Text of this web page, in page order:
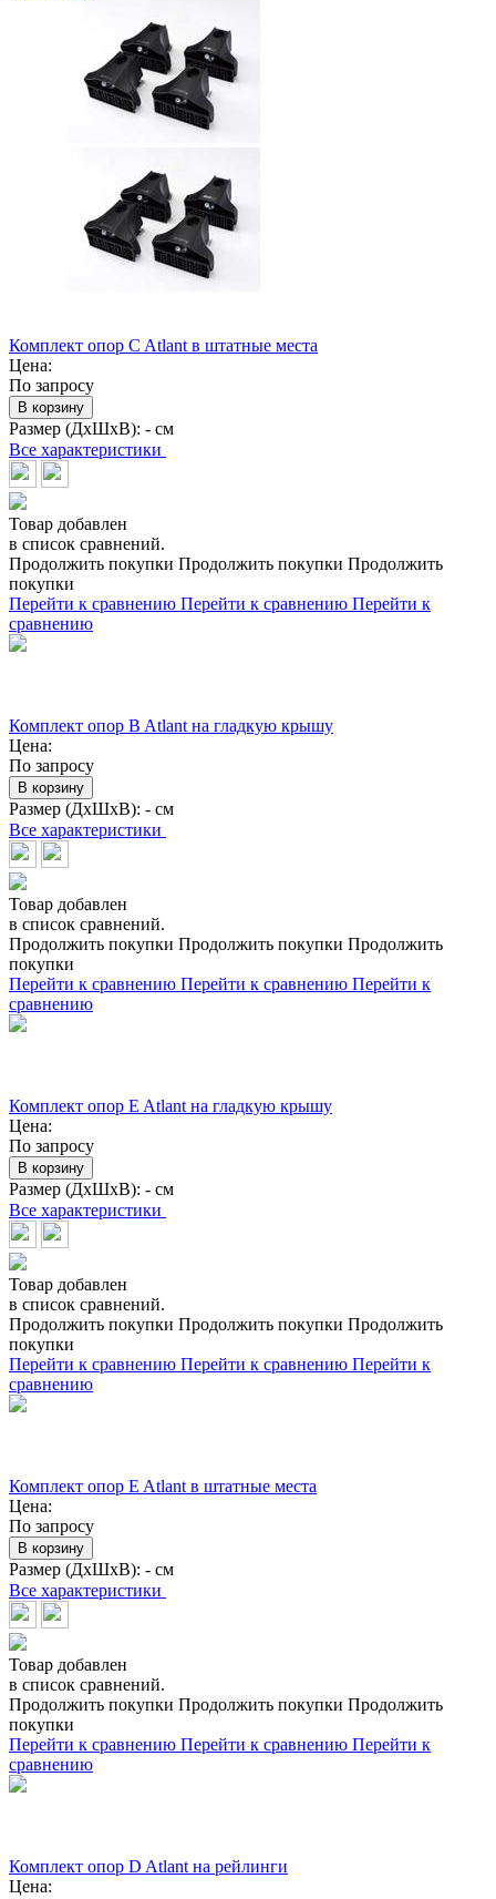
Комплект опор C Atlant в штатные места
Цена:
По запросу
В корзину
Размер (ДхШхВ): - см
Все характеристики
Товар добавлен
в список сравнений.
Продолжить покупки Продолжить покупки Продолжить
покупки
Перейти к сравнению Перейти к сравнению Перейти к
сравнению
Комплект опор B Atlant на гладкую крышу
Цена:
По запросу
В корзину
Размер (ДхШхВ): - см
Все характеристики
Товар добавлен
в список сравнений.
Продолжить покупки Продолжить покупки Продолжить
покупки
Перейти к сравнению Перейти к сравнению Перейти к
сравнению
Комплект опор E Atlant на гладкую крышу
Цена:
По запросу
В корзину
Размер (ДхШхВ): - см
Все характеристики
Товар добавлен
в список сравнений.
Продолжить покупки Продолжить покупки Продолжить
покупки
Перейти к сравнению Перейти к сравнению Перейти к
сравнению
Комплект опор E Atlant в штатные места
Цена:
По запросу
В корзину
Размер (ДхШхВ): - см
Все характеристики
Товар добавлен
в список сравнений.
Продолжить покупки Продолжить покупки Продолжить
покупки
Перейти к сравнению Перейти к сравнению Перейти к
сравнению
Комплект опор D Atlant на рейлинги
Цена: